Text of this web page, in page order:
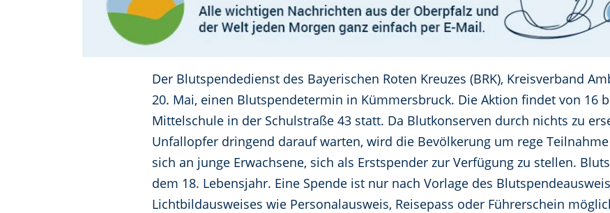
Der Blutspendedienst des Bayerischen Roten Kreuzes (BRK), Kreisverband
20. Mai, einen Blutspendetermin in Kümmersbruck. Die Aktion findet von 16
Mittelschule in der Schulstraße 43 statt. Da Blutkonserven durch nichts zu
Unfallopfer dringend darauf warten, wird die Bevölkerung um rege
sich an junge Erwachsene, sich als Erstspender zur Verfügung zu stellen.
dem 18. Lebensjahr. Eine Spende ist nur nach Vorlage des
Lichtbildausweises wie Personalausweis, Reisepass oder Führerschein